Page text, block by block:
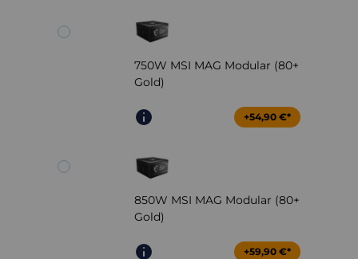
750W MSI MAG Modular (80+
Gold)
+54,90 €*
850W MSI MAG Modular (80+
Gold)
+59,90 €*